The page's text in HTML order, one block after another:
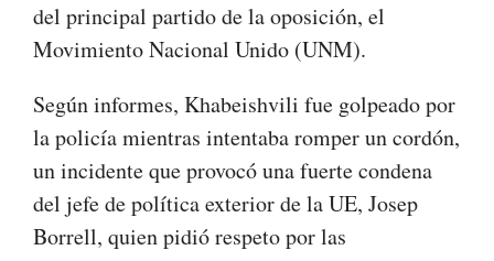
del principal partido de la oposición, el
Movimiento Nacional Unido (UNM).
Según informes, Khabeishvili fue golpeado por
la policía mientras intentaba romper un cordón,
un incidente que provocó una fuerte condena
del jefe de política exterior de la UE, Josep
Borrell, quien pidió respeto por las